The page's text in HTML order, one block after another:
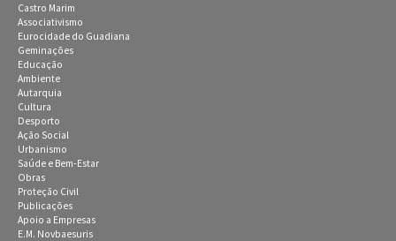
Castro Marim
Associativismo
Eurocidade do Guadiana
Geminações
Educação
Ambiente
Autarquia
Cultura
Desporto
Ação Social
Urbanismo
Saúde e Bem-Estar
Obras
Proteção Civil
Publicações
Apoio a Empresas
E.M. Novbaesuris